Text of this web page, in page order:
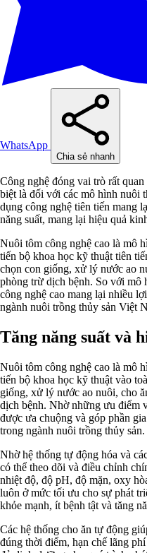
WhatsApp
Chia sẻ nhanh
Công nghệ đóng vai trò rất
biệt là đối với các mô hình nuôi
dụng công nghệ tiên tiến mang
năng suất, mang lại hiệu quả
Nuôi tôm công nghệ cao là mô
tiến bộ khoa học kỹ thuật tiên
chọn con giống, xử lý nước ao
phòng trừ dịch bệnh. So với mô
công nghệ cao mang lại nhiều
ngành nuôi trồng thủy sản Việt
Tăng năng suất và
Nuôi tôm công nghệ cao là mô
tiến bộ khoa học kỹ thuật vào
giống, xử lý nước ao nuôi, cho
dịch bệnh. Nhờ những ưu điểm
được ưa chuộng và góp phần
trong ngành nuôi trồng thủy sản.
Nhờ hệ thống tự động hóa và
có thể theo dõi và điều chỉnh
nhiệt độ, độ pH, độ mặn, oxy
luôn ở mức tối ưu cho sự phát
khỏe mạnh, ít bệnh tật và tăng
Các hệ thống cho ăn tự động
đúng thời điểm, hạn chế lãng